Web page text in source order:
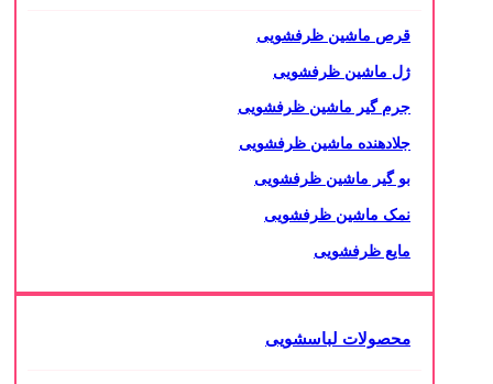
قرص ماشین ظرفشویی
ژل ماشین ظرفشویی
جرم گیر ماشین ظرفشویی
جلادهنده ماشین ظرفشویی
بو گیر ماشین ظرفشویی
نمک ماشین ظرفشویی
مایع ظرفشویی
محصولات لباسشویی